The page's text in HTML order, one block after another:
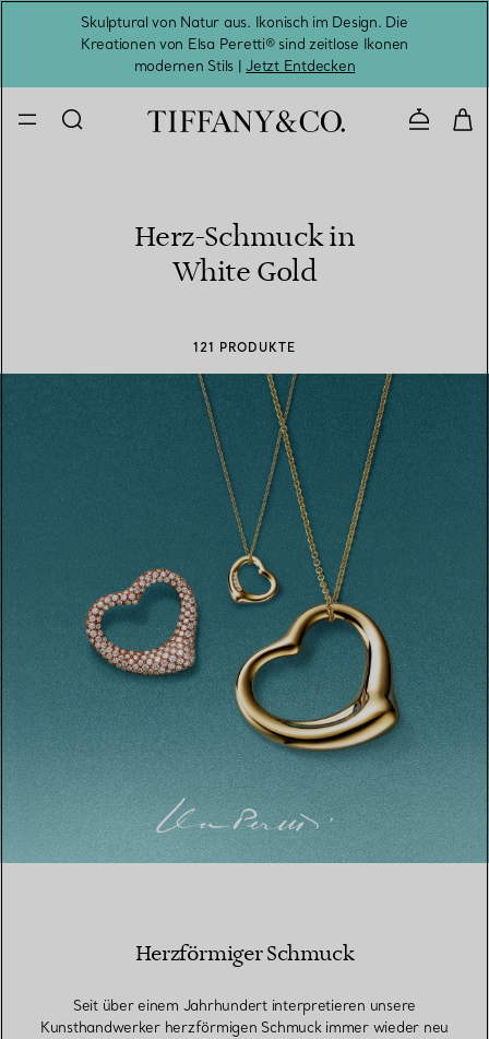
Skulptural von Natur aus. Ikonisch im Design. Die
Kreationen von Elsa Peretti® sind zeitlose Ikonen
modernen Stils |Jetzt Entdecken
Herz-Schmuck in
White Gold
121 PRODUKTE
Herzförmiger Schmuck
Seit über einem Jahrhundert interpretieren unsere
Kunsthandwerker herzförmigen Schmuck immer wieder neu